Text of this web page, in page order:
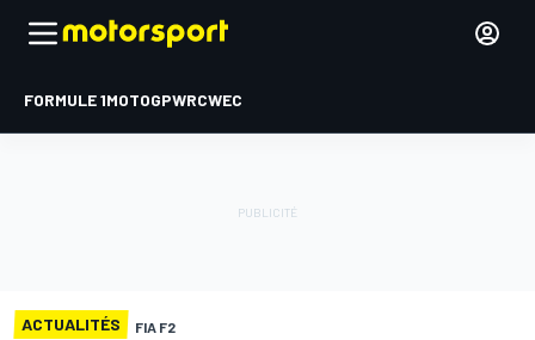
FORMULE 1MOTOGPWRCWEC
ACTUALITÉS FIA F2